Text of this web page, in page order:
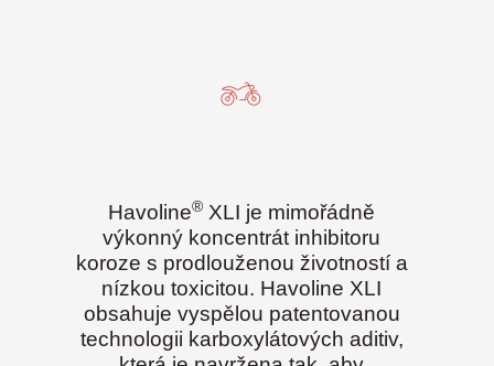
Havoline® XLI je mimořádně
výkonný koncentrát inhibitoru
koroze s prodlouženou životností a
nízkou toxicitou. Havoline XLI
obsahuje vyspělou patentovanou
technologii karboxylátových aditiv,